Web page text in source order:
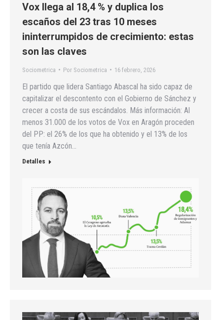
Vox llega al 18,4 % y duplica los
escaños del 23 tras 10 meses
ininterrumpidos de crecimiento: estas
son las claves
Sociometrica Por Sociometrica 16 febrero, 2026
El partido que lidera Santiago Abascal ha sido capaz de
capitalizar el descontento con el Gobierno de Sánchez y
crecer a costa de sus escándalos. Más información: Al
menos 31.000 de los votos de Vox en Aragón proceden
del PP: el 26% de los que ha obtenido y el 13% de los
que tenía Azcón…
Detalles